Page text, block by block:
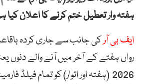
ہفتہ وار تعطیل ختم کرنے کا اعلان کیا
ایف بی آرکی جانب سے جاری کردہ
2026 (ہفتہ اور اتوار) کو تمام فیلڈ